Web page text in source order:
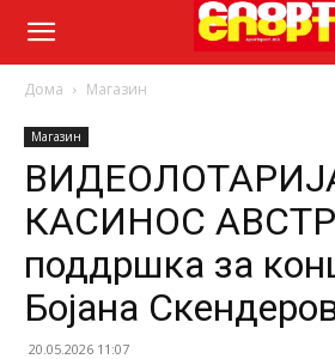
Дома Магазин
Магазин
КАСИНОС
поддршка за
Бојана
20.05.2026 11:07